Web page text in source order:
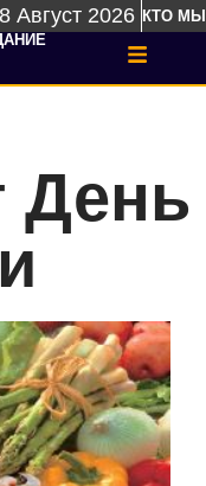
Август 2026 КТО МЫ
День